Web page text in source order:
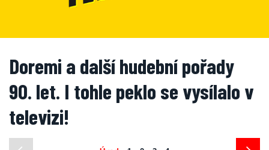
Doremi a další hudební pořady
90. let. I tohle peklo se vysílalo v
televizi!